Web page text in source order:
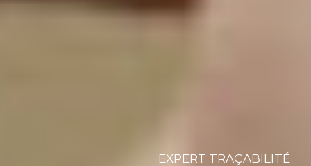
EXPERT TRAÇABILITÉ